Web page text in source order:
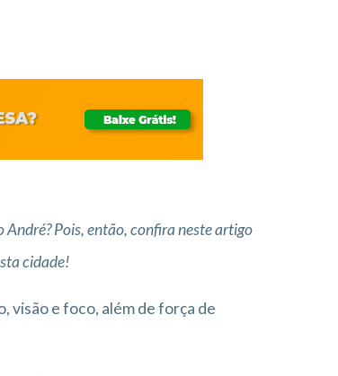
Pois, então, confira neste artigo
cidade!
visão e foco, além de força de